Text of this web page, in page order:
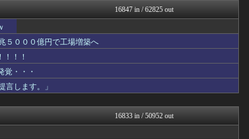
じめ」「暴行」...
ガハろぐNewsヽ(･ω･...
未満・・...
げはしません...
キニ速
支援になる」
しまった...
矢理チ●コ...
ポッカキット
商品代を値上げ...
おーるじゃんる
だったので周囲...
衝撃体験！アンビリバボー｜...
すね…」→義父の...
鬼女はみた -修羅場・恋愛...
16847 in / 62825 out
５０００億円で工場増築へ
！！！
覚・・・
言します。」
16833 in / 50952 out